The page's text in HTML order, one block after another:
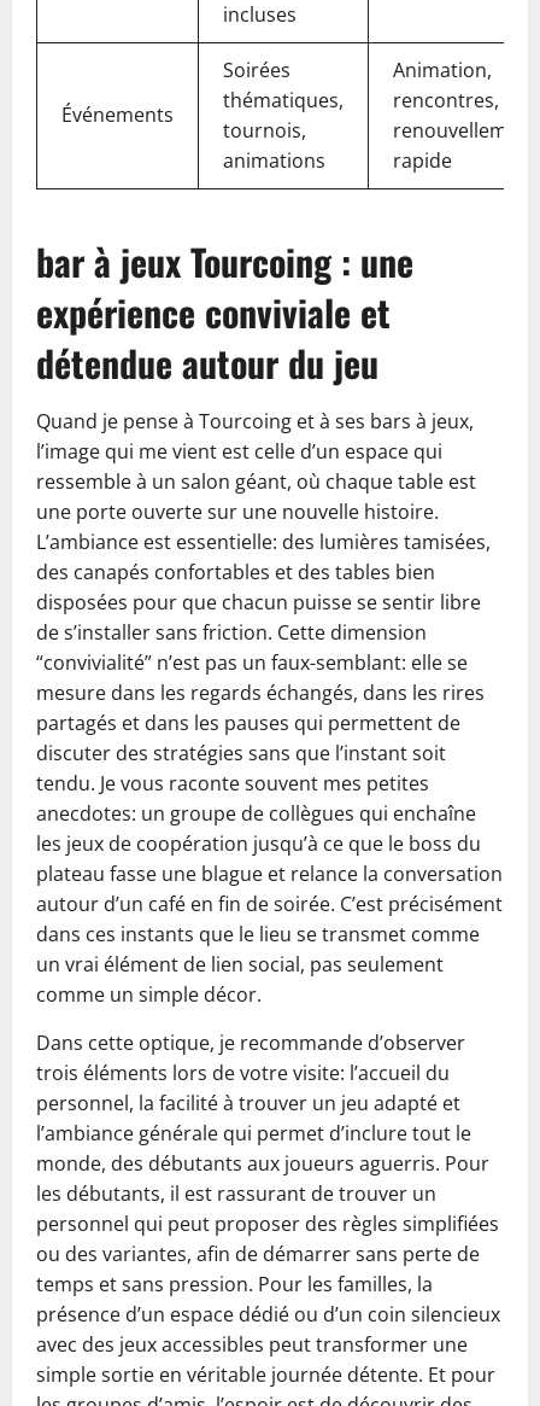
incluses
Événements
Soirées
thématiques,
tournois,
animations
Animation,
rencontres,
renouvellement
rapide
bar à jeux Tourcoing : une
expérience conviviale et
détendue autour du jeu
Quand je pense à Tourcoing et à ses bars à jeux,
l’image qui me vient est celle d’un espace qui
ressemble à un salon géant, où chaque table est
une porte ouverte sur une nouvelle histoire.
L’ambiance est essentielle: des lumières tamisées,
des canapés confortables et des tables bien
disposées pour que chacun puisse se sentir libre
de s’installer sans friction. Cette dimension
“convivialité” n’est pas un faux-semblant: elle se
mesure dans les regards échangés, dans les rires
partagés et dans les pauses qui permettent de
discuter des stratégies sans que l’instant soit
tendu. Je vous raconte souvent mes petites
anecdotes: un groupe de collègues qui enchaîne
les jeux de coopération jusqu’à ce que le boss du
plateau fasse une blague et relance la conversation
autour d’un café en fin de soirée. C’est précisément
dans ces instants que le lieu se transmet comme
un vrai élément de lien social, pas seulement
comme un simple décor.
Dans cette optique, je recommande d’observer
trois éléments lors de votre visite: l’accueil du
personnel, la facilité à trouver un jeu adapté et
l’ambiance générale qui permet d’inclure tout le
monde, des débutants aux joueurs aguerris. Pour
les débutants, il est rassurant de trouver un
personnel qui peut proposer des règles simplifiées
ou des variantes, afin de démarrer sans perte de
temps et sans pression. Pour les familles, la
présence d’un espace dédié ou d’un coin silencieux
avec des jeux accessibles peut transformer une
simple sortie en véritable journée détente. Et pour